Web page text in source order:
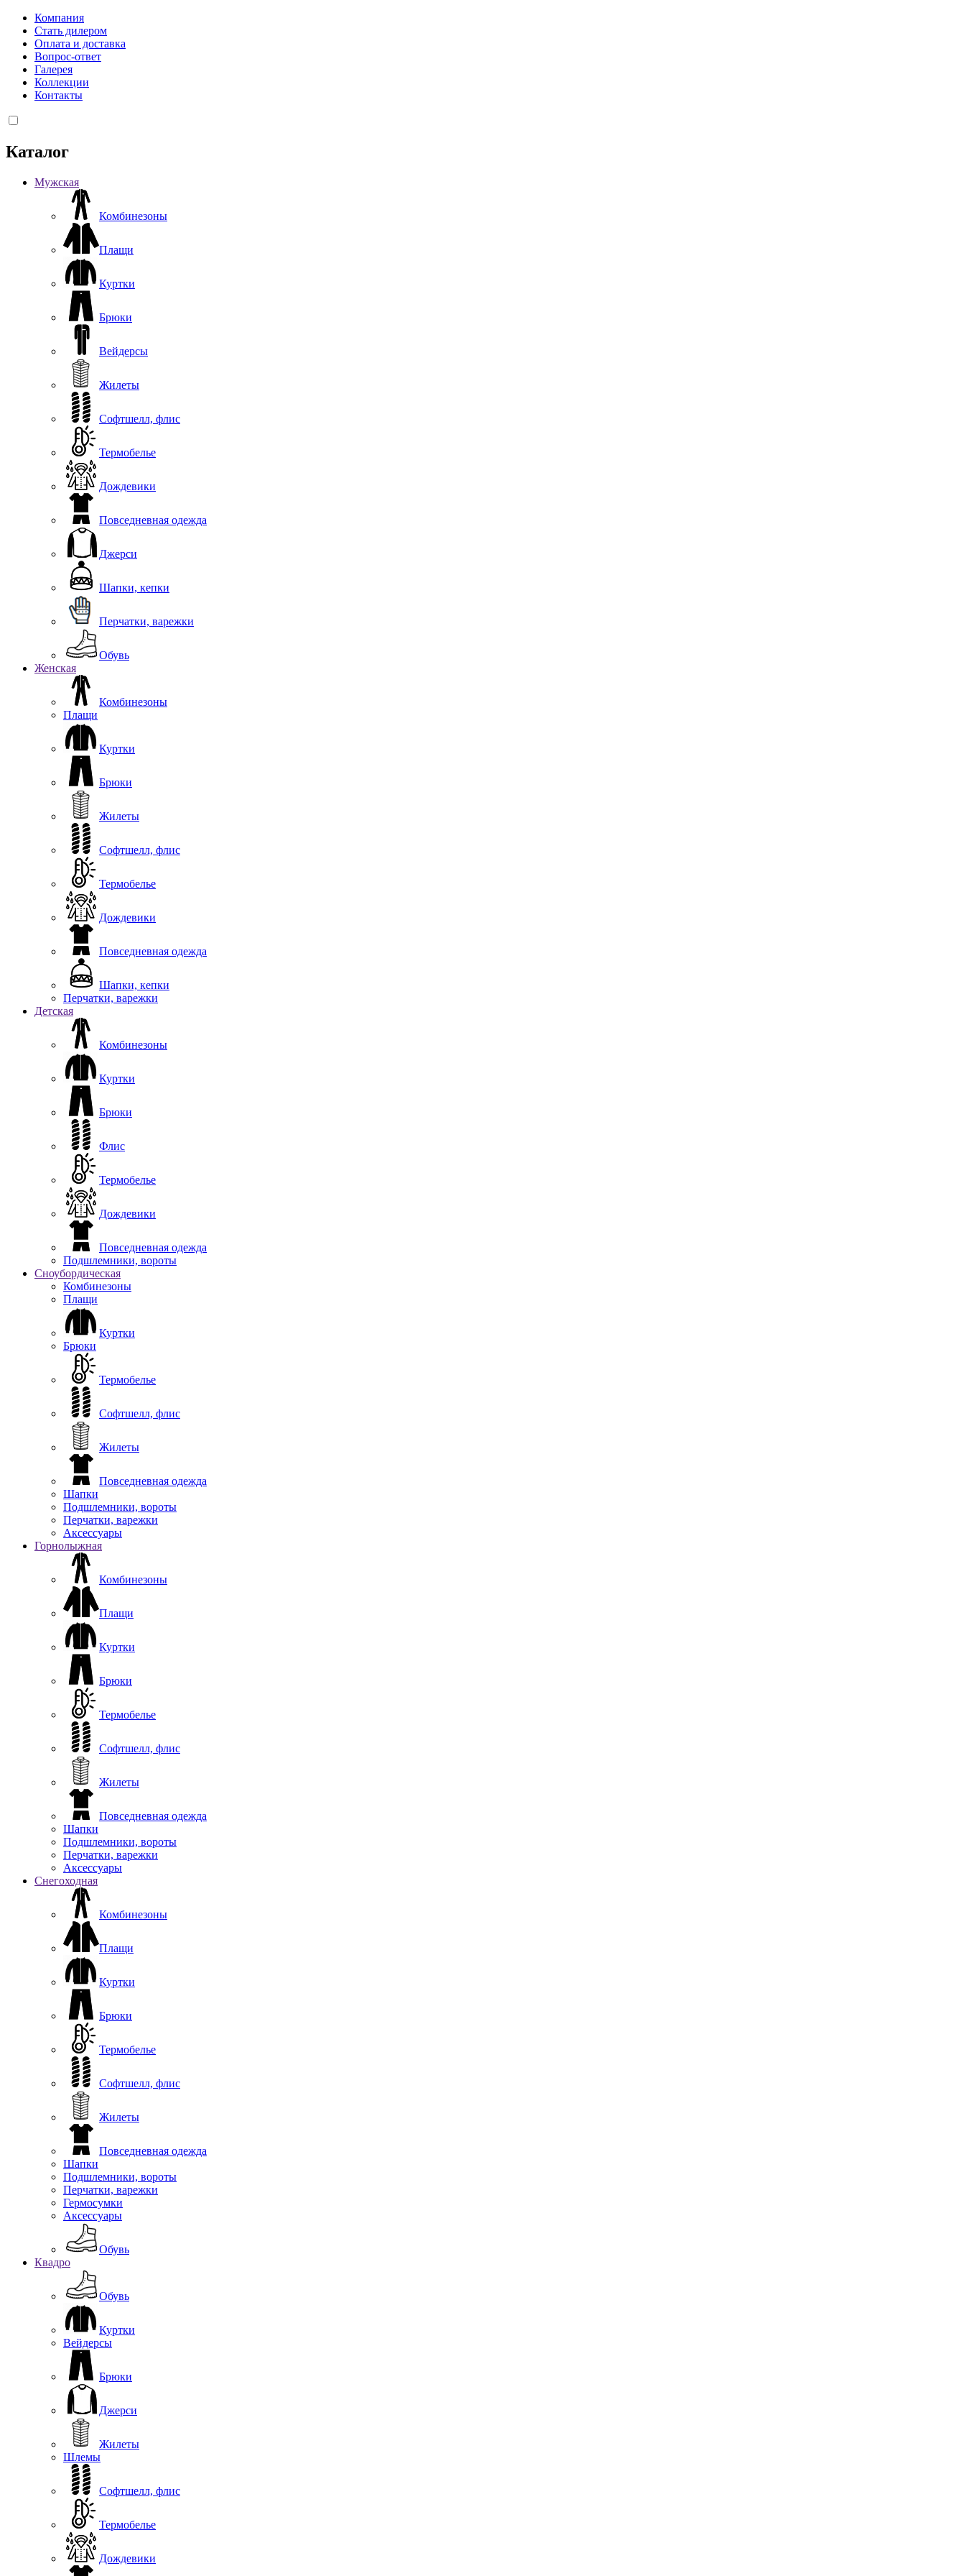
Компания
Стать дилером
Оплата и доставка
Вопрос-ответ
Галерея
Коллекции
Контакты
Каталог
Мужская
Комбинезоны
Плащи
Куртки
Брюки
Вейдерсы
Жилеты
Софтшелл, флис
Термобелье
Дождевики
Повседневная одежда
Джерси
Шапки, кепки
Перчатки, варежки
Обувь
Женская
Комбинезоны
Плащи
Куртки
Брюки
Жилеты
Софтшелл, флис
Термобелье
Дождевики
Повседневная одежда
Шапки, кепки
Перчатки, варежки
Детская
Комбинезоны
Куртки
Брюки
Флис
Термобелье
Дождевики
Повседневная одежда
Подшлемники, вороты
Сноубордическая
Комбинезоны
Плащи
Куртки
Брюки
Термобелье
Софтшелл, флис
Жилеты
Повседневная одежда
Шапки
Подшлемники, вороты
Перчатки, варежки
Аксессуары
Горнолыжная
Комбинезоны
Плащи
Куртки
Брюки
Термобелье
Софтшелл, флис
Жилеты
Повседневная одежда
Шапки
Подшлемники, вороты
Перчатки, варежки
Аксессуары
Снегоходная
Комбинезоны
Плащи
Куртки
Брюки
Термобелье
Софтшелл, флис
Жилеты
Повседневная одежда
Шапки
Подшлемники, вороты
Перчатки, варежки
Гермосумки
Аксессуары
Обувь
Квадро
Обувь
Куртки
Вейдерсы
Брюки
Джерси
Жилеты
Шлемы
Софтшелл, флис
Термобелье
Дождевики